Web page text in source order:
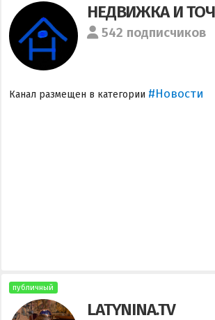
НЕДВИЖКА И
542 подписчиков
Канал размещен в категории #Новости
публичный
LATYNINA.TV